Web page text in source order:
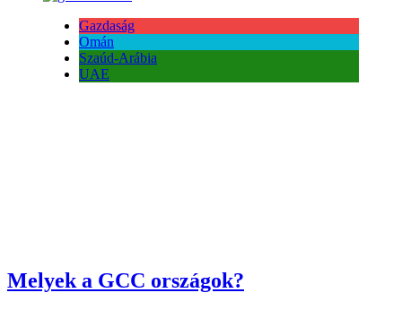
Gazdaság
Omán
Szaúd-Arábia
UAE
Melyek a GCC országok?